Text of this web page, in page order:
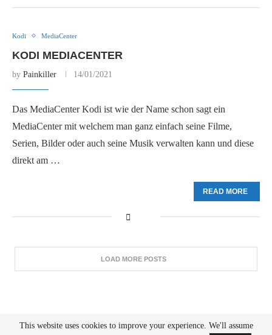
Kodi MediaCenter
KODI MEDIACENTER
by Painkiller 14/01/2021
Das MediaCenter Kodi ist wie der Name schon sagt ein
MediaCenter mit welchem man ganz einfach seine Filme,
Serien, Bilder oder auch seine Musik verwalten kann und diese
direkt am …
READ MORE
LOAD MORE POSTS
Über Mich Impressum Privacy Policy
This website uses cookies to improve your experience. We'll assume